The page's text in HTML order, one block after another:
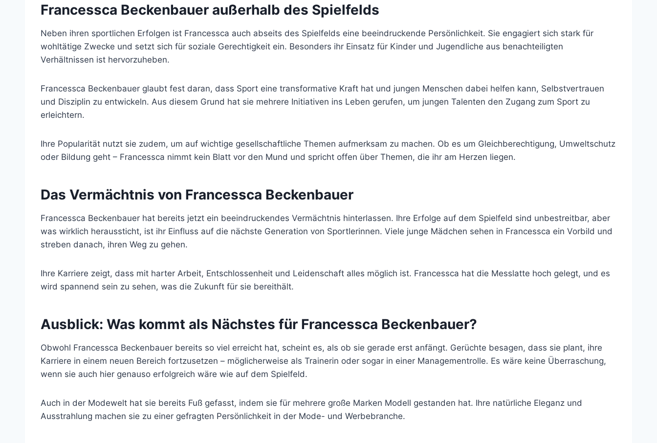
Francessca Beckenbauer außerhalb des Spielfelds
Neben ihren sportlichen Erfolgen ist Francessca auch abseits des Spielfelds eine beeindruckende Persönlichkeit. Sie engagiert sich stark für
wohltätige Zwecke und setzt sich für soziale Gerechtigkeit ein. Besonders ihr Einsatz für Kinder und Jugendliche aus benachteiligten
Verhältnissen ist hervorzuheben.
Francessca Beckenbauer glaubt fest daran, dass Sport eine transformative Kraft hat und jungen Menschen dabei helfen kann, Selbstvertrauen
und Disziplin zu entwickeln. Aus diesem Grund hat sie mehrere Initiativen ins Leben gerufen, um jungen Talenten den Zugang zum Sport zu
erleichtern.
Ihre Popularität nutzt sie zudem, um auf wichtige gesellschaftliche Themen aufmerksam zu machen. Ob es um Gleichberechtigung, Umweltschutz
oder Bildung geht – Francessca nimmt kein Blatt vor den Mund und spricht offen über Themen, die ihr am Herzen liegen.
Das Vermächtnis von Francessca Beckenbauer
Francessca Beckenbauer hat bereits jetzt ein beeindruckendes Vermächtnis hinterlassen. Ihre Erfolge auf dem Spielfeld sind unbestreitbar, aber
was wirklich heraussticht, ist ihr Einfluss auf die nächste Generation von Sportlerinnen. Viele junge Mädchen sehen in Francessca ein Vorbild und
streben danach, ihren Weg zu gehen.
Ihre Karriere zeigt, dass mit harter Arbeit, Entschlossenheit und Leidenschaft alles möglich ist. Francessca hat die Messlatte hoch gelegt, und es
wird spannend sein zu sehen, was die Zukunft für sie bereithält.
Ausblick: Was kommt als Nächstes für Francessca Beckenbauer?
Obwohl Francessca Beckenbauer bereits so viel erreicht hat, scheint es, als ob sie gerade erst anfängt. Gerüchte besagen, dass sie plant, ihre
Karriere in einem neuen Bereich fortzusetzen – möglicherweise als Trainerin oder sogar in einer Managementrolle. Es wäre keine Überraschung,
wenn sie auch hier genauso erfolgreich wäre wie auf dem Spielfeld.
Auch in der Modewelt hat sie bereits Fuß gefasst, indem sie für mehrere große Marken Modell gestanden hat. Ihre natürliche Eleganz und
Ausstrahlung machen sie zu einer gefragten Persönlichkeit in der Mode- und Werbebranche.